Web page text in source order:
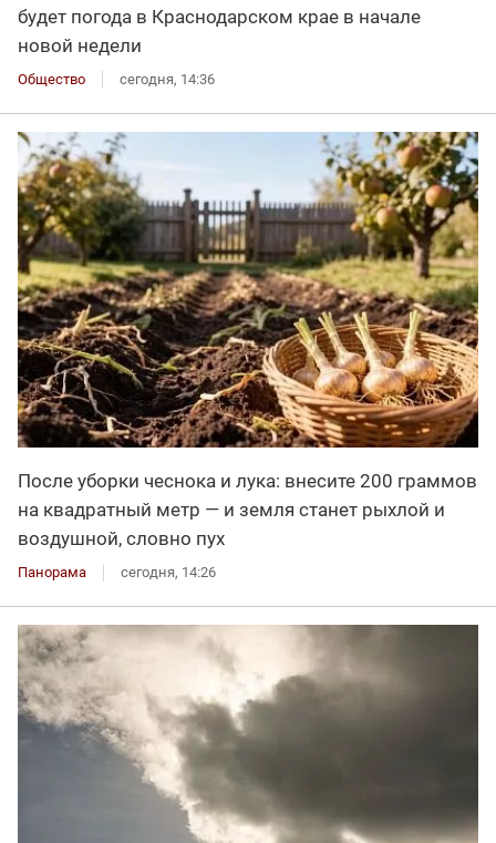
будет погода в Краснодарском крае в начале
новой недели
Общество сегодня, 14:36
После уборки чеснока и лука: внесите 200 граммов
на квадратный метр — и земля станет рыхлой и
воздушной, словно пух
Панорама сегодня, 14:26